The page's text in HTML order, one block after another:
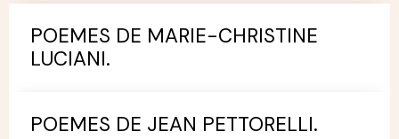
POEMES DE MARIE-CHRISTINE
LUCIANI.
POEMES DE JEAN PETTORELLI.